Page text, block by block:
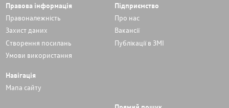
Правова інформація
Правоналежність
Захист даних
Cтворення посилань
Умови використання
Підприємство
Про нас
Вакансії
Публікації в ЗМІ
Навігація
Мапа сайту